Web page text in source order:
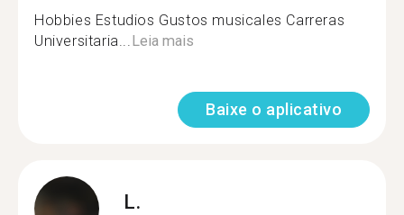
Hobbies Estudios Gustos musicales Carreras
Universitaria... Leia mais
Baixe o aplicativo
L.